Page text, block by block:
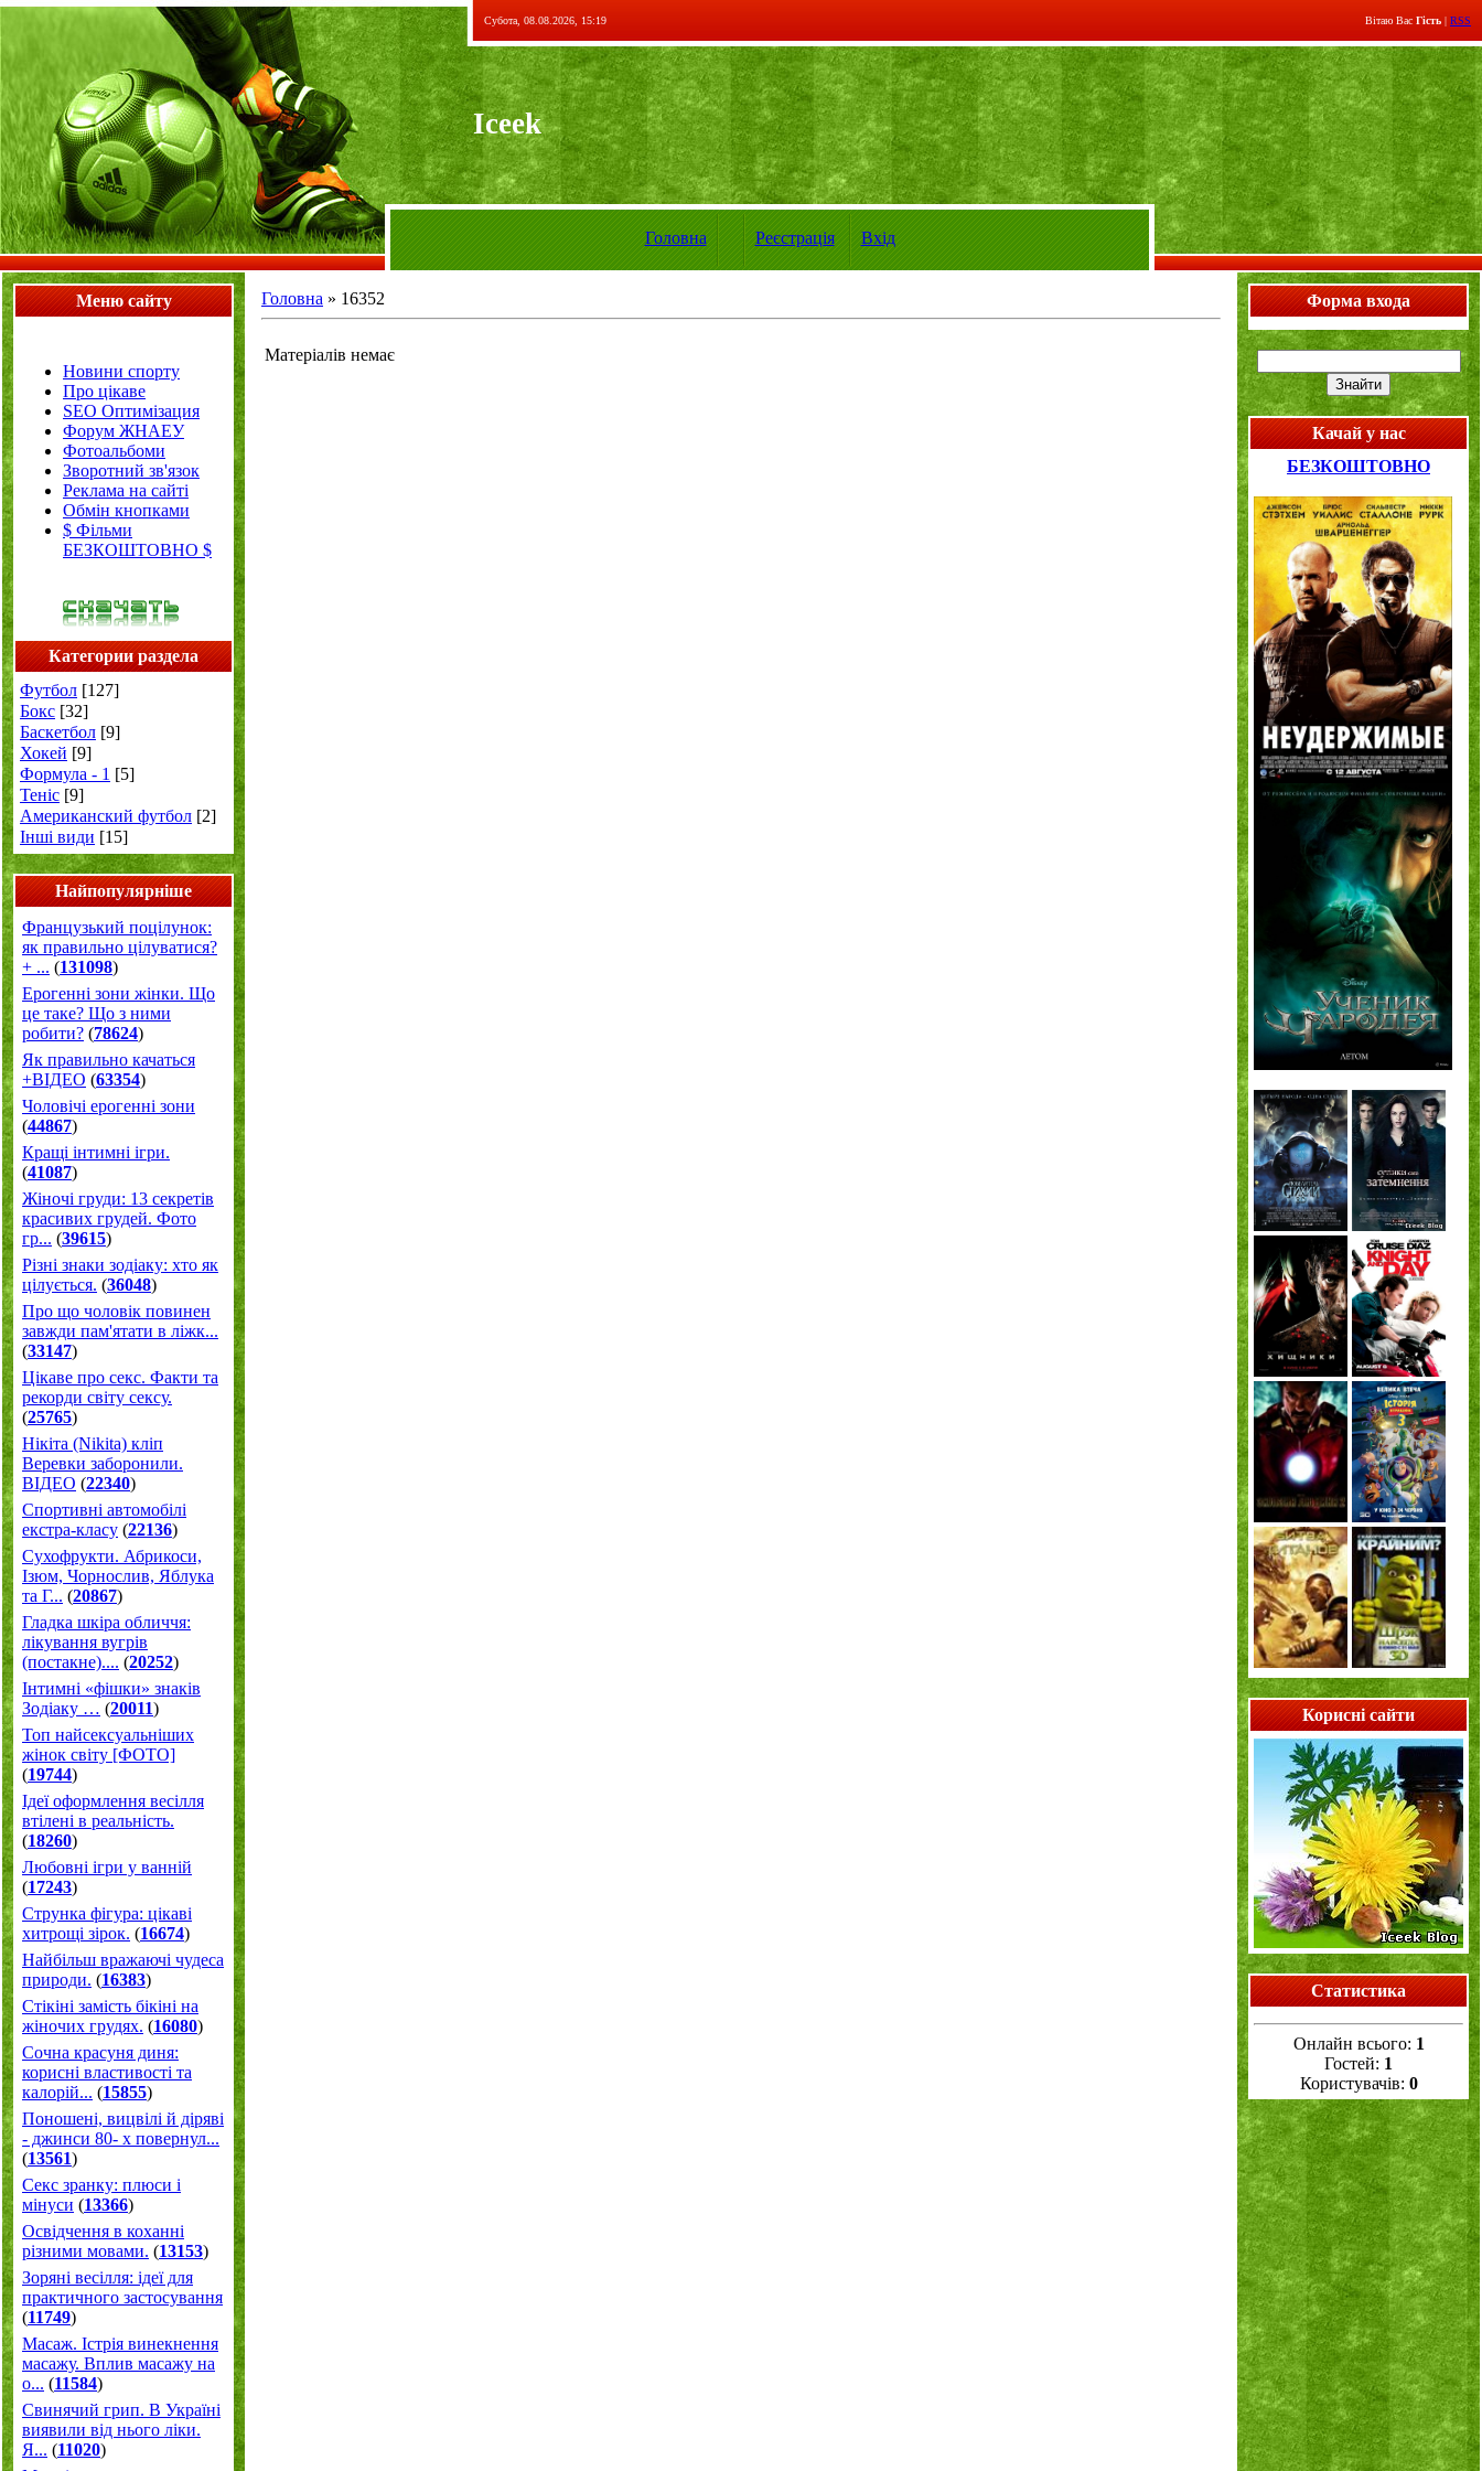
Субота, 08.08.2026, 15:19 Вітаю Вас Гість | RSS
Iceek
Головна Реєстрація Вхід
Меню сайту
Новини спорту
Про цікаве
SEO Оптимізация
Форум ЖНАЕУ
Фотоальбоми
Зворотний зв'язок
Реклама на сайті
Обмін кнопками
$ Фільми
БЕЗКОШТОВНО $
Категории раздела
Футбол [127]
Бокс [32]
Баскетбол [9]
Хокей [9]
Формула - 1 [5]
Теніс [9]
Американский футбол [2]
Інші види [15]
Найпопулярніше
Французький поцілунок:
як правильно цілуватися?
+ ... (131098)
Ерогенні зони жінки. Що
це таке? Що з ними
робити? (78624)
Як правильно качаться
+ВІДЕО (63354)
Чоловічі ерогенні зони
(44867)
Кращі інтимні ігри.
(41087)
Жіночі груди: 13 секретів
красивих грудей. Фото
гр... (39615)
Різні знаки зодіаку: хто як
цілується. (36048)
Про що чоловік повинен
завжди пам'ятати в ліжк...
(33147)
Цікаве про секс. Факти та
рекорди світу сексу.
(25765)
Нікіта (Nikita) кліп
Веревки заборонили.
ВІДЕО (22340)
Спортивні автомобілі
екстра-класу (22136)
Cухофрукти. Абрикоси,
Ізюм, Чорнослив, Яблука
та Г... (20867)
Гладка шкіра обличчя:
лікування вугрів
(постакне).... (20252)
Інтимні «фішки» знаків
Зодіаку … (20011)
Топ найсексуальніших
жінок світу [ФОТО]
(19744)
Ідеї оформлення весілля
втілені в реальність.
(18260)
Любовні ігри у ванній
(17243)
Струнка фігура: цікаві
хитрощі зірок. (16674)
Найбільш вражаючі чудеса
природи. (16383)
Стікіні замість бікіні на
жіночих грудях. (16080)
Сочна красуня диня:
корисні властивості та
калорій... (15855)
Поношені, вицвілі й діряві
- джинси 80- х повернул...
(13561)
Секс зранку: плюси і
мінуси (13366)
Освідчення в коханні
різними мовами. (13153)
Зоряні весілля: ідеї для
практичного застосування
(11749)
Масаж. Істрія винекнення
масажу. Вплив масажу на
о... (11584)
Свинячий грип. В Україні
виявили від нього ліки.
Я... (11020)
Головна » 16352
Матеріалів немає
Форма входа
Качай у нас
БЕЗКОШТОВНО
Корисні сайти
Статистика
Онлайн всього: 1
Гостей: 1
Користувачів: 0